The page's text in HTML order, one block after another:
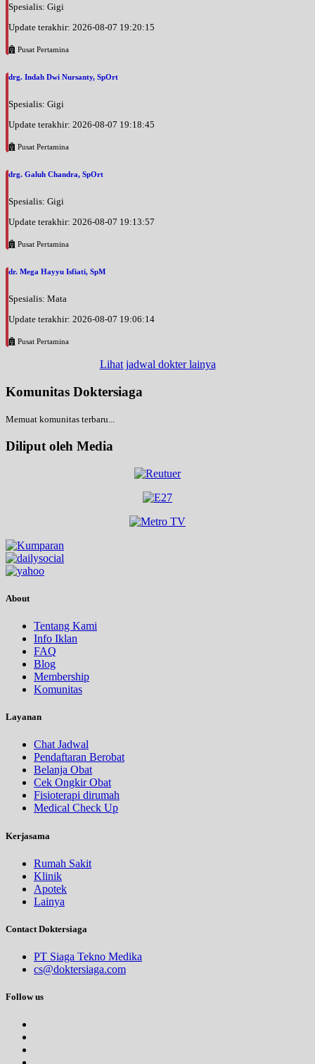
Spesialis: Gigi
Update terakhir: 2026-08-07 19:20:15
Pusat Pertamina
drg. Indah Dwi Nursanty, SpOrt
Spesialis: Gigi
Update terakhir: 2026-08-07 19:18:45
Pusat Pertamina
drg. Galuh Chandra, SpOrt
Spesialis: Gigi
Update terakhir: 2026-08-07 19:13:57
Pusat Pertamina
dr. Mega Hayyu Isfiati, SpM
Spesialis: Mata
Update terakhir: 2026-08-07 19:06:14
Pusat Pertamina
Lihat jadwal dokter lainya
Komunitas Doktersiaga
Memuat komunitas terbaru...
Diliput oleh Media
About
Tentang Kami
Info Iklan
FAQ
Blog
Membership
Komunitas
Layanan
Chat Jadwal
Pendaftaran Berobat
Belanja Obat
Cek Ongkir Obat
Fisioterapi dirumah
Medical Check Up
Kerjasama
Rumah Sakit
Klinik
Apotek
Lainya
Contact Doktersiaga
PT Siaga Tekno Medika
cs@doktersiaga.com
Follow us